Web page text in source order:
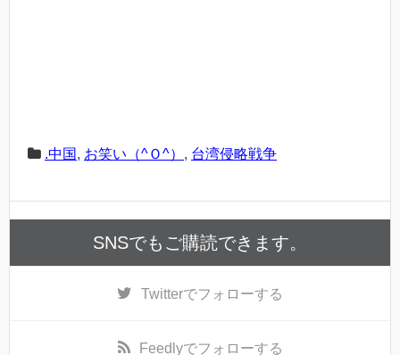
.中国, お笑い（^Ｏ^） , 台湾侵略戦争
SNSでもご購読できます。
Twitterでフォローする
Feedlyでフォローする